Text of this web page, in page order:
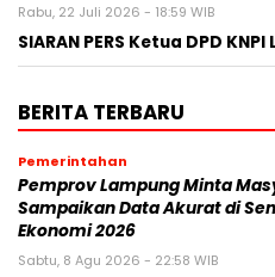
Rabu, 22 Juli 2026 - 18:59 WIB
SIARAN PERS Ketua DPD
BERITA TERBARU
Pemerintahan
Pemprov Lampung Minta
Sampaikan Data Akurat di
Ekonomi 2026
Sabtu, 8 Agu 2026 - 22:58 WIB